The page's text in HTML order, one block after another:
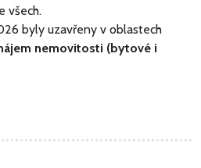
všech.
byly uzavřeny v oblastech
nemovitosti (bytové i